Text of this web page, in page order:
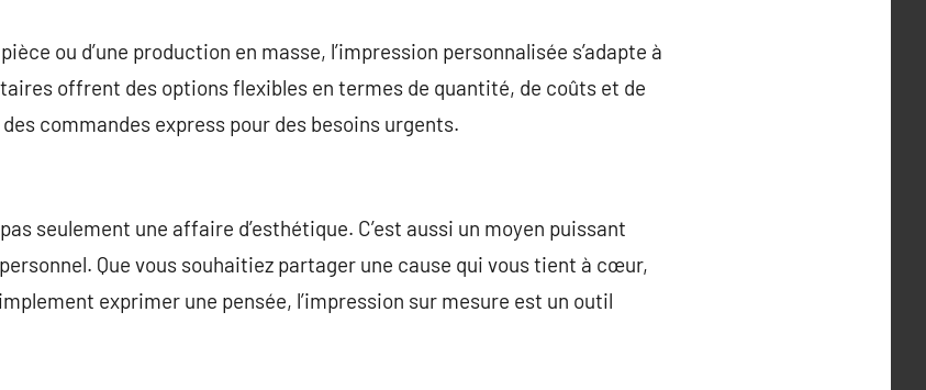
ou d’une production en masse, l’impression personnalisée s’adapte à
offrent des options flexibles en termes de quantité, de coûts et de
commandes express pour des besoins urgents.
seulement une affaire d’esthétique. C’est aussi un moyen puissant
Que vous souhaitiez partager une cause qui vous tient à cœur,
exprimer une pensée, l’impression sur mesure est un outil